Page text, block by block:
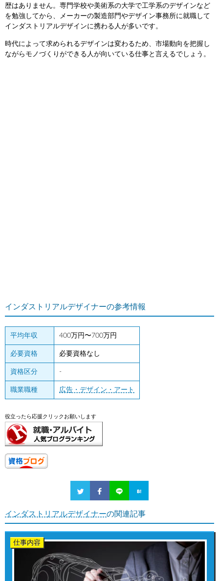
歴はありません。専門学校や美術系の大学で工学系のデザインなど
を勉強してから、メーカーの製造部門やデザイン事務所に就職して
インダストリアルデザインに携わる人が多いです。
時代によって求められるデザインは変わるため、市場動向を把握し
ながらモノづくりができる人が向いている仕事と言えるでしょう。
インダストリアルデザイナーの参考情報
平均年収 400万円〜700万円
必要資格 必要資格なし
資格区分 -
職業職種 広告・デザイン・アート
役立ったら応援クリックお願いします
インダストリアルデザイナーの関連記事
仕事内容